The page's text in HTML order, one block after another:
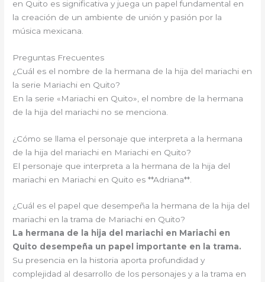
en Quito es significativa y juega un papel fundamental en
la creación de un ambiente de unión y pasión por la
música mexicana.
Preguntas Frecuentes
¿Cuál es el nombre de la hermana de la hija del mariachi en
la serie Mariachi en Quito?
En la serie «Mariachi en Quito», el nombre de la hermana
de la hija del mariachi no se menciona.
¿Cómo se llama el personaje que interpreta a la hermana
de la hija del mariachi en Mariachi en Quito?
El personaje que interpreta a la hermana de la hija del
mariachi en Mariachi en Quito es **Adriana**.
¿Cuál es el papel que desempeña la hermana de la hija del
mariachi en la trama de Mariachi en Quito?
La hermana de la hija del mariachi en Mariachi en
Quito desempeña un papel importante en la trama.
Su presencia en la historia aporta profundidad y
complejidad al desarrollo de los personajes y a la trama en